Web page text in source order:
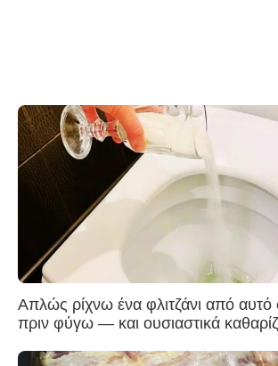
Απλώς ρίχνω ένα φλιτζάνι από αυτό
πριν φύγω — και ουσιαστικά